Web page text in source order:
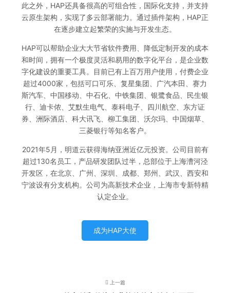
此之外，HAP还具备很高的可组合性，国际化支持，并支持
云原生架构，实现了多云部署能力。通过插件架构，HAP正
在逐步建立起繁荣的实施与开发生态。
HAP可以帮助企业大大节省软件费用、降低定制开发的成本
和时间，拥有一个极度灵活和易用的数字化平台，是企业数
字化建设的重要工具。目前已有上百万用户使用，付费企业
超过4000家，包括可口可乐、复星集团、广汽本田、赛力
斯汽车、中国移动、中石化、中铁集团、银鹭食品、民生银
行、迪卡侬、艾默生电气、泰科电子、四川航空、东方证
券、洲际酒店、科大讯飞、柳工集团、沃尔玛、中国烟草、
三菱银行等知名客户。
2021年5月，明道云获得海纳亚洲近亿元投资。公司目前有
超过130名员工，产品研发团队过半，总部位于上海漕河泾
开发区，在北京、广州、深圳、成都、郑州、武汉、西安和
宁波设有分支机构。公司为高新技术企业，上海市专新特精
认定企业。
成为HAP大使
上一篇